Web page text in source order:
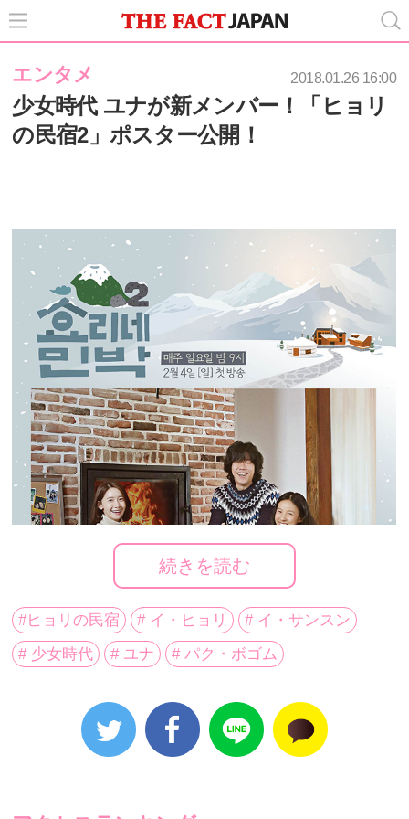
エンタメ 2018.01.26 16:00
少女時代 ユナが新メンバー！「ヒョリ
の民宿2」ポスター公開！
続きを読む
#ヒョリの民宿 # イ・ヒョリ
# イ・サンスン
# 少女時代
# ユナ # パク・ボゴム